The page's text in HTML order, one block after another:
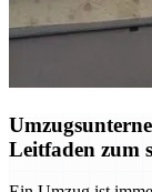
Leitfaden zum